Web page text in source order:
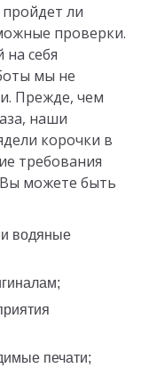
ли
проверки.
себя
мы не
Прежде, чем
наши
корочки в
требования
можете быть
печати;